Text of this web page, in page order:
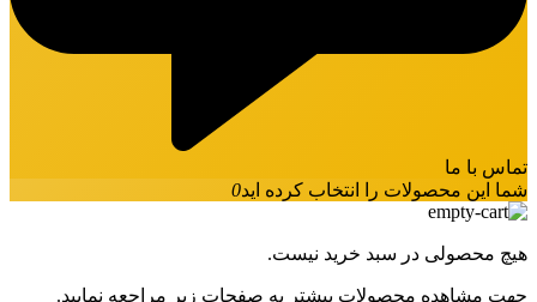
تماس با ما
شما این محصولات را انتخاب کرده اید0
هیچ محصولی در سبد خرید نیست.
جهت مشاهده محصولات بیشتر به صفحات زیر مراجعه نمایید.